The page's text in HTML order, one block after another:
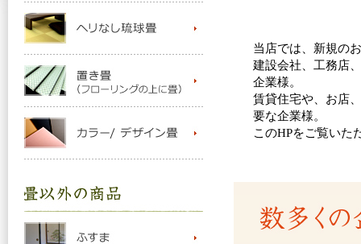
当店では、新規の
建設会社、工務店
企業様。
賃貸住宅や、お店
要な企業様。
このHPをご覧いた